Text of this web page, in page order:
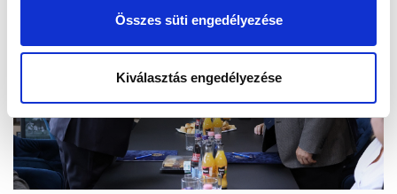
Összes süti engedélyezése
Kiválasztás engedélyezése